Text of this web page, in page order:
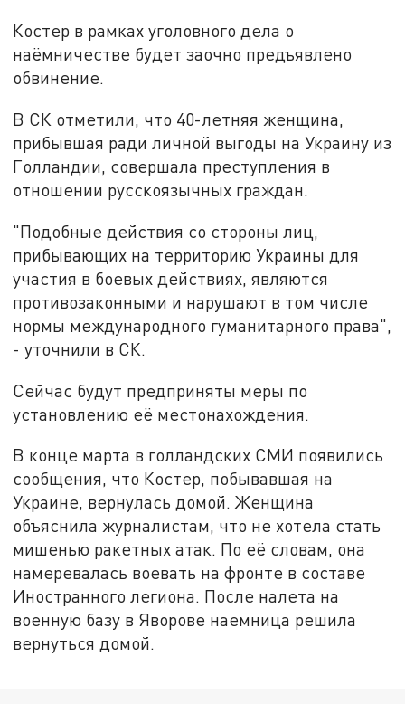
Костер в рамках уголовного дела о
наёмничестве будет заочно предъявлено
обвинение.
В СК отметили, что 40-летняя женщина,
прибывшая ради личной выгоды на Украину из
Голландии, совершала преступления в
отношении русскоязычных граждан.
"Подобные действия со стороны лиц,
прибывающих на территорию Украины для
участия в боевых действиях, являются
противозаконными и нарушают в том числе
нормы международного гуманитарного права",
- уточнили в СК.
Сейчас будут предприняты меры по
установлению её местонахождения.
В конце марта в голландских СМИ появились
сообщения, что Костер, побывавшая на
Украине, вернулась домой. Женщина
объяснила журналистам, что не хотела стать
мишенью ракетных атак. По её словам, она
намеревалась воевать на фронте в составе
Иностранного легиона. После налета на
военную базу в Яворове наемница решила
вернуться домой.